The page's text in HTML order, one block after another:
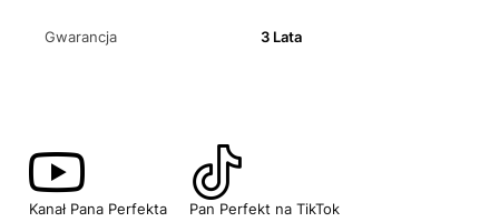
Gwarancja 3 Lata
Kanał Pana Perfekta Pan Perfekt na TikTok